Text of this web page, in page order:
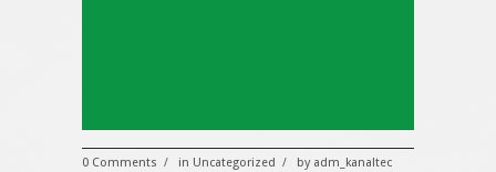
0 Comments / in Uncategorized / by adm_kanaltec